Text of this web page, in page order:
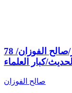
78 من 175 /شرح بلوغ المرام/الجنائز/صالح الفوزان/
الحديث/كبار العلماء
صالح الفوزان